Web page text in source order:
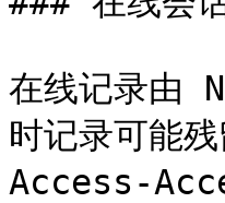
在线记录由
时记录可能
Access-